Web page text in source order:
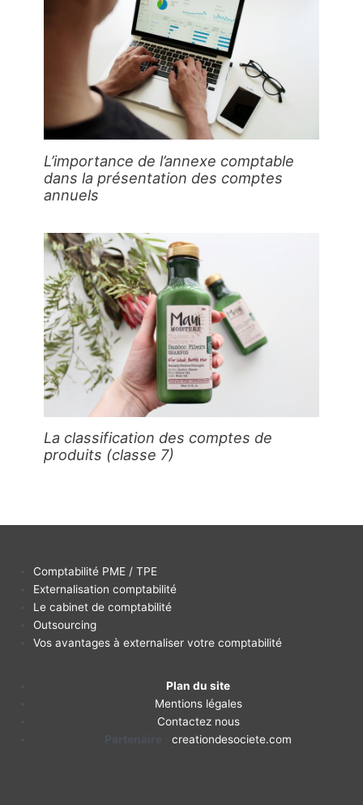
L’importance de l’annexe comptable
dans la présentation des comptes
annuels
La classification des comptes de
produits (classe 7)
Comptabilité PME / TPE
Externalisation comptabilité
Le cabinet de comptabilité
Outsourcing
Vos avantages à externaliser votre comptabilité
Plan du site
Mentions légales
Contactez nous
:creationdesociete.com